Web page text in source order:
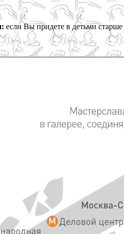
если Вы придете в детьми